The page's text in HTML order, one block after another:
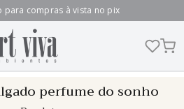
para compras à vista no pix
perfume do sonho